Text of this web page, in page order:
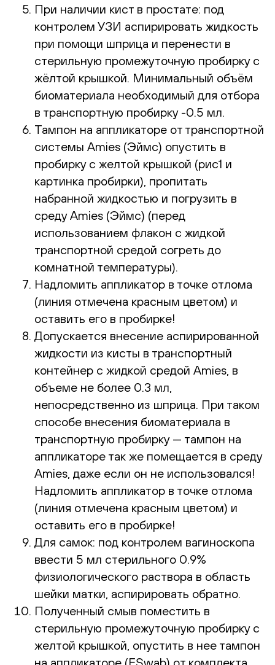
При наличии кист в простате: под
контролем УЗИ аспирировать жидкость
при помощи шприца и перенести в
стерильную промежуточную пробирку с
жёлтой крышкой. Минимальный объём
биоматериала необходимый для отбора
в транспортную пробирку -0.5 мл.
Тампон на аппликаторе от транспортной
системы Amies (Эймс) опустить в
пробирку с желтой крышкой (рис1 и
картинка пробирки), пропитать
набранной жидкостью и погрузить в
среду Amies (Эймс) (перед
использованием флакон с жидкой
транспортной средой согреть до
комнатной температуры).
Надломить аппликатор в точке отлома
(линия отмечена красным цветом) и
оставить его в пробирке!
Допускается внесение аспирированной
жидкости из кисты в транспортный
контейнер с жидкой средой Amies, в
объеме не более 0.3 мл,
непосредственно из шприца. При таком
способе внесения биоматериала в
транспортную пробирку — тампон на
аппликаторе так же помещается в среду
Amies, даже если он не использовался!
Надломить аппликатор в точке отлома
(линия отмечена красным цветом) и
оставить его в пробирке!
Для самок: под контролем вагиноскопа
ввести 5 мл стерильного 0.9%
физиологического раствора в область
шейки матки, аспирировать обратно.
Полученный смыв поместить в
стерильную промежуточную пробирку с
желтой крышкой, опустить в нее тампон
на аппликаторе (ESwab) от комплекта